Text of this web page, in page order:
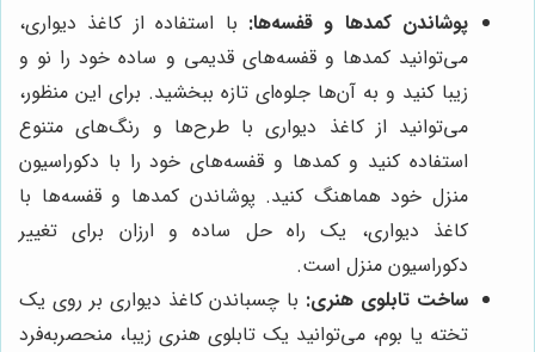
پوشاندن کمدها و قفسه‌ها: با استفاده از کاغذ دیواری،
می‌توانید کمدها و قفسه‌های قدیمی و ساده خود را نو و
زیبا کنید و به آن‌ها جلوه‌ای تازه ببخشید. برای این منظور،
می‌توانید از کاغذ دیواری با طرح‌ها و رنگ‌های متنوع
استفاده کنید و کمدها و قفسه‌های خود را با دکوراسیون
منزل خود هماهنگ کنید. پوشاندن کمدها و قفسه‌ها با
کاغذ دیواری، یک راه حل ساده و ارزان برای تغییر
دکوراسیون منزل است.
ساخت تابلوی هنری: با چسباندن کاغذ دیواری بر روی یک
تخته یا بوم، می‌توانید یک تابلوی هنری زیبا، منحصربه‌فرد